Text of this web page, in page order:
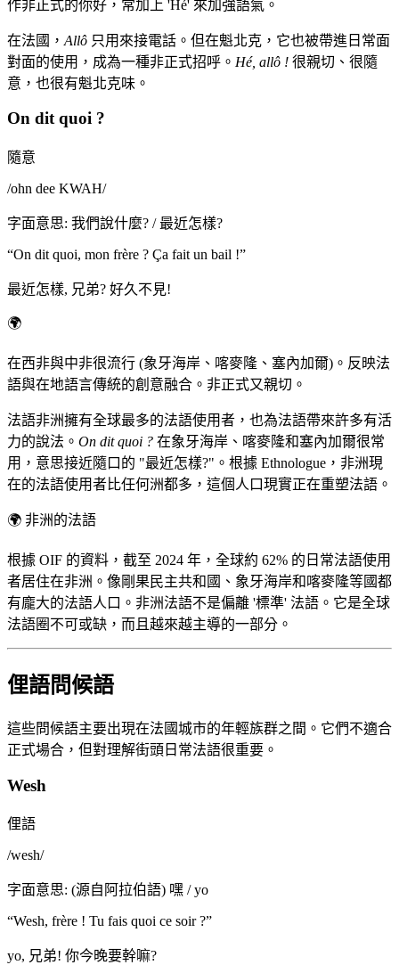
作非正式的你好，常加上 'Hé' 來加強語氣。
在法國， Allô 只用來接電話。但在魁北克，它也被帶進日常面
對面的使用，成為一種非正式招呼。 Hé, allô ! 很親切、很隨
意，也很有魁北克味。
On dit quoi ?
隨意
/ohn dee KWAH/
字面意思: 我們說什麼? / 最近怎樣?
“On dit quoi, mon frère ? Ça fait un bail !”
最近怎樣, 兄弟? 好久不見!
🌍
在西非與中非很流行 (象牙海岸、喀麥隆、塞內加爾)。反映法
語與在地語言傳統的創意融合。非正式又親切。
法語非洲擁有全球最多的法語使用者，也為法語帶來許多有活
力的說法。 On dit quoi ? 在象牙海岸、喀麥隆和塞內加爾很常
用，意思接近隨口的 "最近怎樣?"。根據 Ethnologue，非洲現
在的法語使用者比任何洲都多，這個人口現實正在重塑法語。
🌍 非洲的法語
根據 OIF 的資料，截至 2024 年，全球約 62% 的日常法語使用
者居住在非洲。像剛果民主共和國、象牙海岸和喀麥隆等國都
有龐大的法語人口。非洲法語不是偏離 '標準' 法語。它是全球
法語圈不可或缺，而且越來越主導的一部分。
俚語問候語
這些問候語主要出現在法國城市的年輕族群之間。它們不適合
正式場合，但對理解街頭日常法語很重要。
Wesh
俚語
/wesh/
字面意思: (源自阿拉伯語) 嘿 / yo
“Wesh, frère ! Tu fais quoi ce soir ?”
yo, 兄弟! 你今晚要幹嘛?